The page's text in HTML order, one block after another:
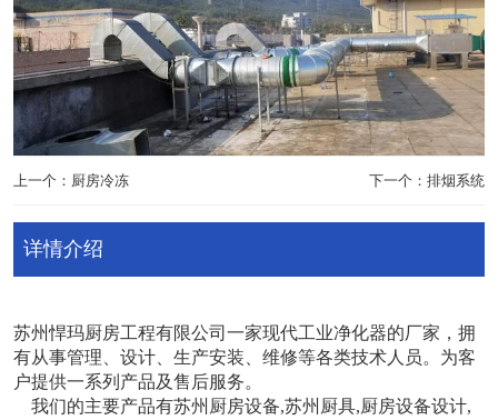
上一个：厨房冷冻 下一个：排烟系统
详情介绍
苏州悍玛厨房工程有限公司一家现代工业净化器的厂家，拥
有从事管理、设计、生产安装、维修等各类技术人员。为客
户提供一系列产品及售后服务。
我们的主要产品有苏州厨房设备,苏州厨具,厨房设备设计,